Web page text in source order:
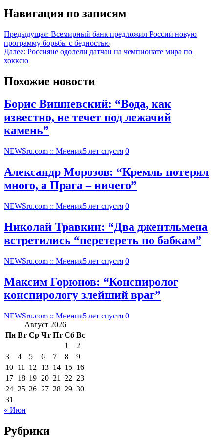
Навигация по записям
Предыдущая: Всемирный банк предложил России новую
программу борьбы с бедностью
Далее: Россияне одолели датчан на чемпионате мира по
хоккею
Похожие новости
Борис Вишневский: “Вода, как
известно, не течет под лежачий
камень”
NEWSru.com :: Мнения5 лет спустя 0
Александр Морозов: “Кремль потерял
много, а Прага – ничего”
NEWSru.com :: Мнения5 лет спустя 0
Николай Травкин: “Два джентльмена
встретились “перетереть по бабкам”
NEWSru.com :: Мнения5 лет спустя 0
Максим Горюнов: “Конспиролог
конспирологу злейший враг”
NEWSru.com :: Мнения5 лет спустя 0
Август 2026
Пн Вт Ср Чт Пт Сб Вс
1
2
3
4 5 6 7 8
9
10 11 12 13 14 15 16
17 18 19 20 21 22 23
24 25 26 27 28 29 30
31
« Июн
Рубрики